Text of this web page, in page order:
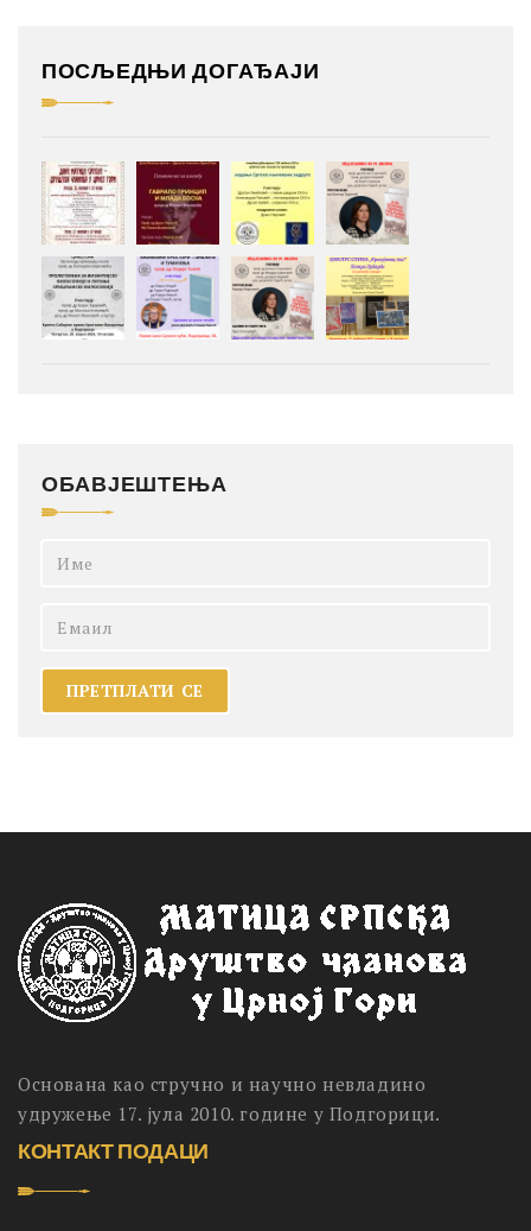
ПОСЉЕДЊИ ДОГАЂАЈИ
ОБАВЈЕШТЕЊА
Основана као стручно и научно невладино
удружење 17. јула 2010. године у Подгорици.
КОНТАКТ ПОДАЦИ